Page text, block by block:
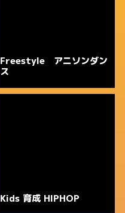
Freestyle アニソンダン
ス
Kids 育成 HIPHOP